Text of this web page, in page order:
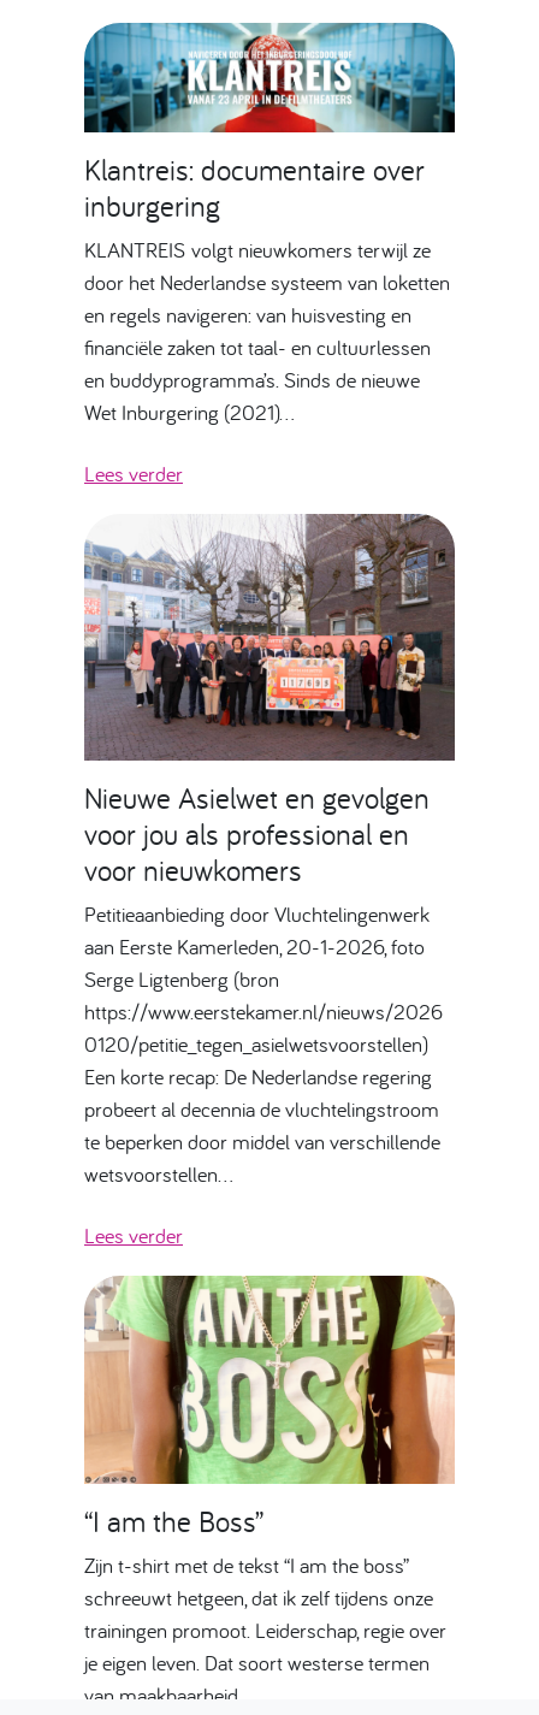
Klantreis: documentaire over
inburgering
KLANTREIS volgt nieuwkomers terwijl ze
door het Nederlandse systeem van loketten
en regels navigeren: van huisvesting en
financiële zaken tot taal- en cultuurlessen
en buddyprogramma’s. Sinds de nieuwe
Wet Inburgering (2021)…
Lees verder
Nieuwe Asielwet en gevolgen
voor jou als professional en
voor nieuwkomers
Petitieaanbieding door Vluchtelingenwerk
aan Eerste Kamerleden, 20-1-2026, foto
Serge Ligtenberg (bron
https://www.eerstekamer.nl/nieuws/2026
0120/petitie_tegen_asielwetsvoorstellen)
Een korte recap: De Nederlandse regering
probeert al decennia de vluchtelingstroom
te beperken door middel van verschillende
wetsvoorstellen…
Lees verder
“I am the Boss”
Zijn t-shirt met de tekst “I am the boss”
schreeuwt hetgeen, dat ik zelf tijdens onze
trainingen promoot. Leiderschap, regie over
je eigen leven. Dat soort westerse termen
van maakbaarheid.…